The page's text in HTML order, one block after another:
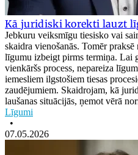
Kā juridiski korekti lauzt
Jebkuru veiksmīgu tiesisko vai
skaidra vienošanās. Tomēr
līgumu izbeigt pirms termiņa. Lai
vienkāršs process, nepareiza
iemesliem ilgstošiem tiesas
zaudējumiem. Skaidrojam, kā
laušanas situācijās, ņemot vērā
Līgumi
•
07.05.2026